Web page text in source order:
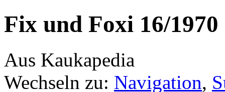
Fix und Foxi 16/1970
Aus Kaukapedia
Wechseln zu: Navigation,